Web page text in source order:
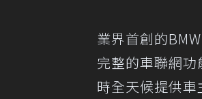
業界首創的
完整的車聯網
時全天候提供